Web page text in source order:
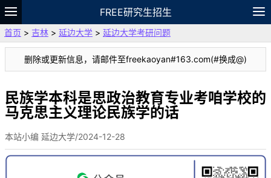
FREE研究生招生
题库
故事 专题 APP 笔记
VIP
资料
首页 > 吉林 > 延边大学 > 延边大学考研问题
删除或更新信息，请邮件至freekaoyan#163.com(#换成@)
民族学本科是思政治教育专业考咱学校的
马克思主义理论民族学的话
本站小编 延边大学/2024-12-28